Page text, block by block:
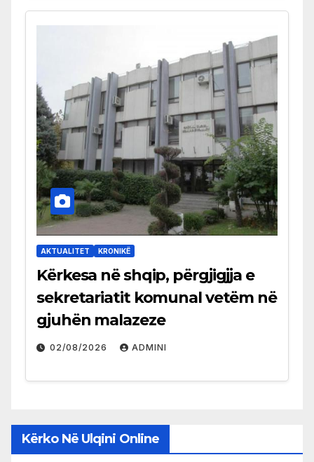
AKTUALITET KRONIKË
Kërkesa në shqip, përgjigjja e
sekretariatit komunal vetëm në
gjuhën malazeze
02/08/2026 ADMINI
Kërko Në Ulqini Online